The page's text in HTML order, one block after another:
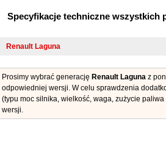
Specyfikacje techniczne wszystkich
Prosimy wybrać generację Renault Laguna z
odpowiedniej wersji. W celu sprawdzenia
(typu moc silnika, wielkość, waga, zużycie
wersji.